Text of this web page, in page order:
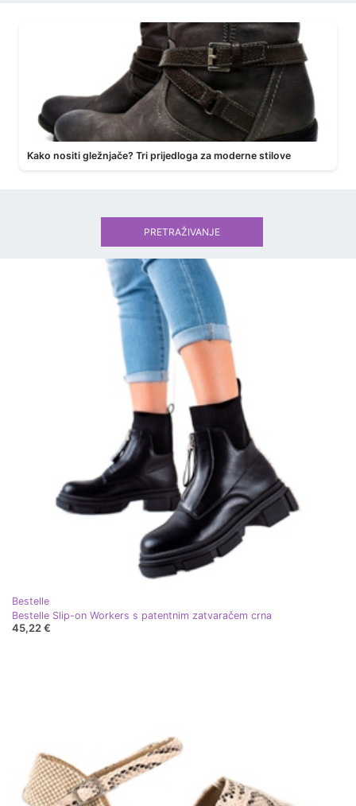
Kako nositi gležnjače? Tri prijedloga za moderne stilove
Bestelle
Bestelle Slip-on Workers s patentnim zatvaračem crna
45,22 €
PRETRAŽIVANJE